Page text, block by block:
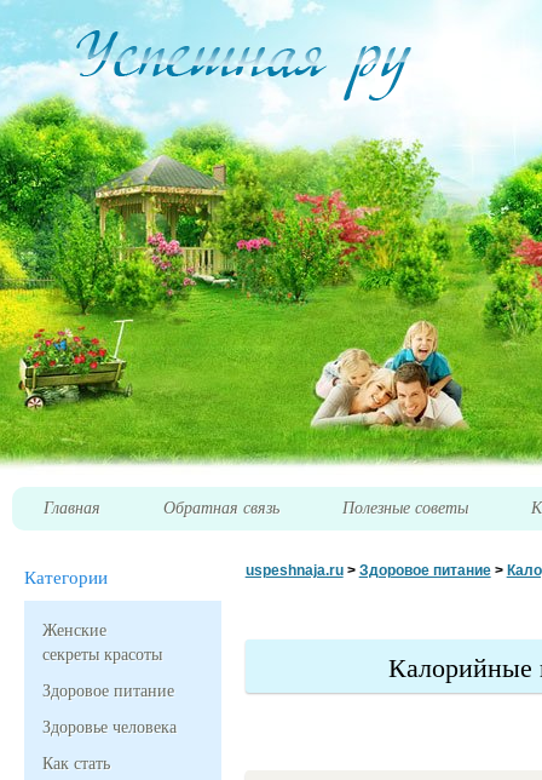
Главная Обратная связь Полезные советы
Категории
Женские
секреты красоты
Здоровое питание
Здоровье человека
Как стать
uspeshnaja.ru> Здоровое питание>
Калорийные